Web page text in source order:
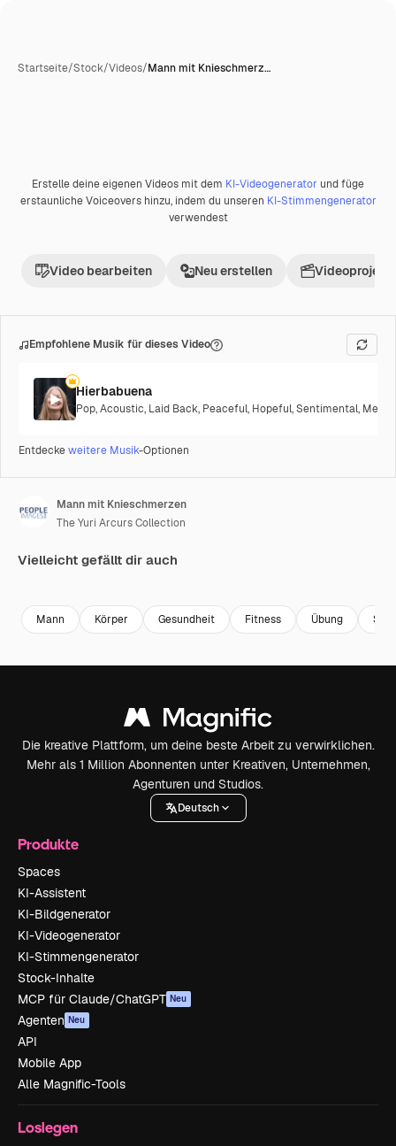
Startseite/Stock/Videos/Mann mit Knieschmerz…
Premium
Erstelle deine eigenen Videos mit dem KI-Videogenerator und füge
erstaunliche Voiceovers hinzu, indem du unseren KI-Stimmengenerator
verwendest
Video bearbeiten Neu erstellen Videoprojekt
Empfohlene Musik für dieses Video
Hierbabuena
Pop,Acoustic, Laid Back, Peaceful, Hopeful,Sentimental,
Entdeckeweitere Musik-Optionen
Mann mit Knieschmerzen
The Yuri Arcurs Collection
Vielleicht gefällt dir auch
Mann Körper Gesundheit Fitness Übung
Die kreative Plattform, um deine beste Arbeit zu verwirklichen.
Mehr als 1 Million Abonnenten unter Kreativen, Unternehmen,
Agenturen und Studios.
Deutsch
Produkte
Spaces
KI-Assistent
KI-Bildgenerator
KI-Videogenerator
KI-Stimmengenerator
Stock-Inhalte
MCP für Claude/ChatGPT Neu
Agenten Neu
API
Mobile App
Alle Magnific-Tools
Loslegen